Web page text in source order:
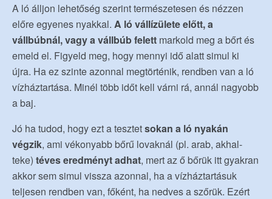
A ló álljon lehetőség szerint természetesen és nézzen
előre egyenes nyakkal. A ló vállízülete előtt, a
vállbúbnál, vagy a vállbúb felett markold meg a bőrt és
emeld el. Figyeld meg, hogy mennyi idő alatt simul ki
újra. Ha ez szinte azonnal megtörténik, rendben van a ló
vízháztartása. Minél több időt kell várni rá, annál nagyobb
a baj.
Jó ha tudod, hogy ezt a tesztetsokan a ló nyakán
végzik, ami vékonyabb bőrű lovaknál (pl. arab, akhal-
teke) téves eredményt adhat, mert az ő bőrük itt gyakran
akkor sem simul vissza azonnal, ha a vízháztartásuk
teljesen rendben van, főként, ha nedves a szőrük. Ezért